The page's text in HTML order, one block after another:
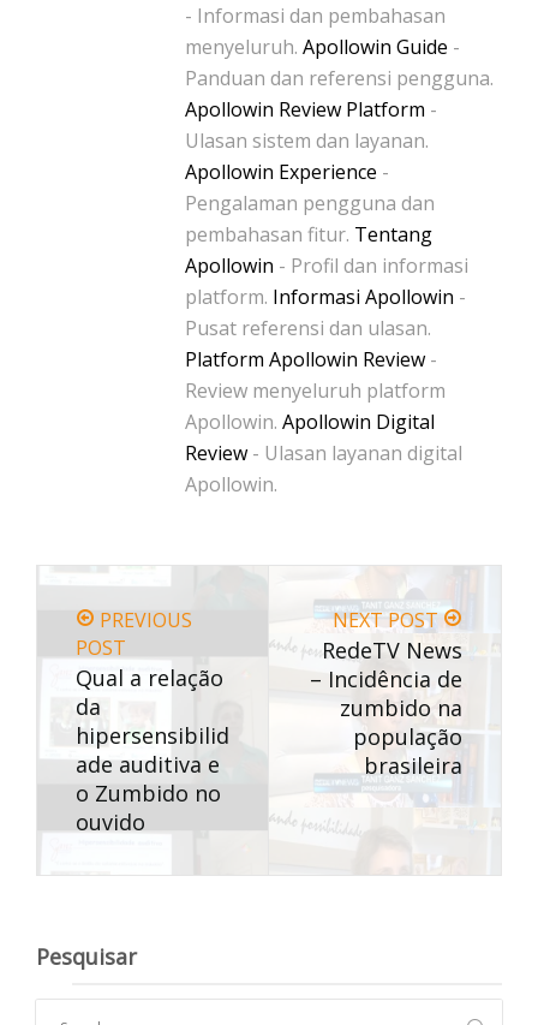
- Informasi dan pembahasan
menyeluruh. Apollowin Guide -
Panduan dan referensi pengguna.
Apollowin Review Platform -
Ulasan sistem dan layanan.
Apollowin Experience -
Pengalaman pengguna dan
pembahasan fitur. Tentang
Apollowin - Profil dan informasi
platform. Informasi Apollowin -
Pusat referensi dan ulasan.
Platform Apollowin Review -
Review menyeluruh platform
Apollowin. Apollowin Digital
Review - Ulasan layanan digital
Apollowin.
PREVIOUS
POST
Qual a relação
da
hipersensibilid
ade auditiva e
o Zumbido no
ouvido
NEXT POST
RedeTV News
– Incidência de
zumbido na
população
brasileira
Pesquisar